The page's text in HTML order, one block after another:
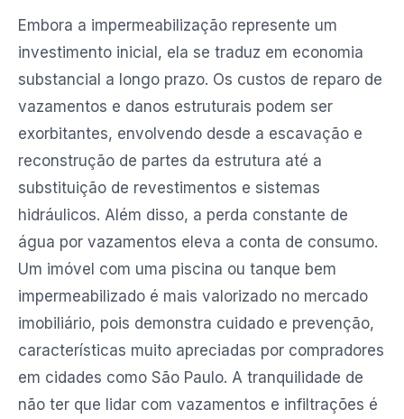
Embora a impermeabilização represente um
investimento inicial, ela se traduz em economia
substancial a longo prazo. Os custos de reparo de
vazamentos e danos estruturais podem ser
exorbitantes, envolvendo desde a escavação e
reconstrução de partes da estrutura até a
substituição de revestimentos e sistemas
hidráulicos. Além disso, a perda constante de
água por vazamentos eleva a conta de consumo.
Um imóvel com uma piscina ou tanque bem
impermeabilizado é mais valorizado no mercado
imobiliário, pois demonstra cuidado e prevenção,
características muito apreciadas por compradores
em cidades como São Paulo. A tranquilidade de
não ter que lidar com vazamentos e infiltrações é